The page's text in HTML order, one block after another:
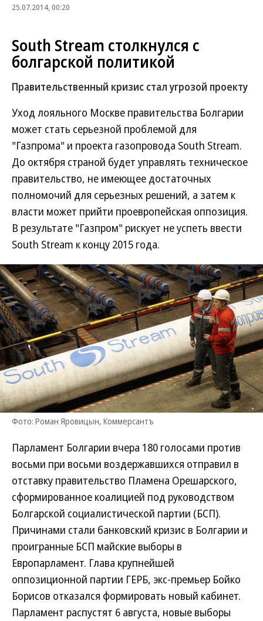
25.07.2014, 00:20
South Stream столкнулся с
болгарской политикой
Правительственный кризис стал угрозой проекту
Уход лояльного Москве правительства Болгарии
может стать серьезной проблемой для
"Газпрома" и проекта газопровода South Stream.
До октября страной будет управлять техническое
правительство, не имеющее достаточных
полномочий для серьезных решений, а затем к
власти может прийти проевропейская оппозиция.
В результате "Газпром" рискует не успеть ввести
South Stream к концу 2015 года.
Фото: Роман Яровицын, Коммерсантъ
Парламент Болгарии вчера 180 голосами против
восьми при восьми воздержавшихся отправил в
отставку правительство Пламена Орешарского,
сформированное коалицией под руководством
Болгарской социалистической партии (БСП).
Причинами стали банковский кризис в Болгарии и
проигранные БСП майские выборы в
Европарламент. Глава крупнейшей
оппозиционной партии ГЕРБ, экс-премьер Бойко
Борисов отказался формировать новый кабинет.
Парламент распустят 6 августа, новые выборы